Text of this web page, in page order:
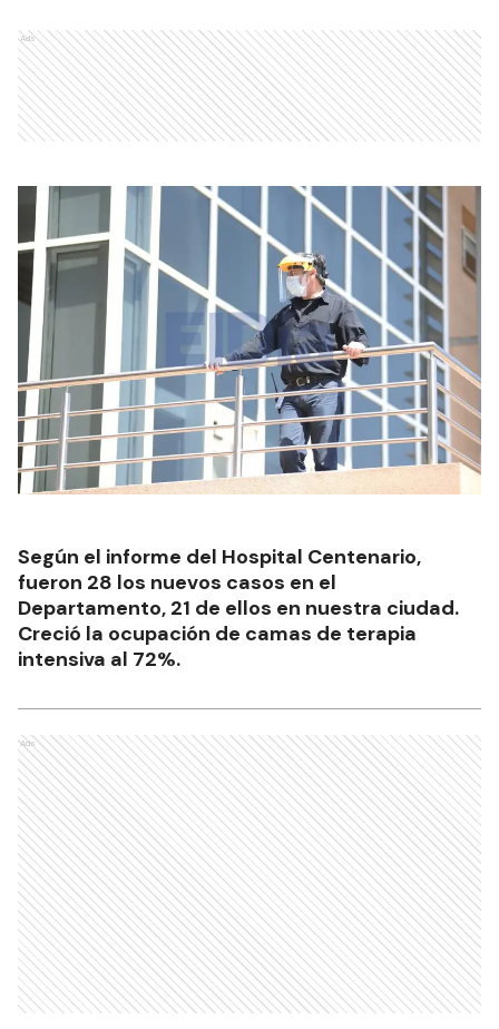
Ads
Según el informe del Hospital Centenario,
fueron 28 los nuevos casos en el
Departamento, 21 de ellos en nuestra ciudad.
Creció la ocupación de camas de terapia
intensiva al 72%.
Ads